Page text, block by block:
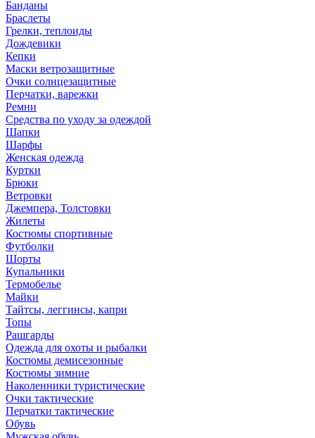
Банданы
Браслеты
Грелки, теплоиды
Дождевики
Кепки
Маски ветрозащитные
Очки солнцезащитные
Перчатки, варежки
Ремни
Средства по уходу за одеждой
Шапки
Шарфы
Женская одежда
Куртки
Брюки
Ветровки
Джемпера, Толстовки
Жилеты
Костюмы спортивные
Футболки
Шорты
Купальники
Термобелье
Майки
Тайтсы, леггинсы, капри
Топы
Рашгарды
Одежда для охоты и рыбалки
Костюмы демисезонные
Костюмы зимние
Наколенники туристические
Очки тактические
Перчатки тактические
Обувь